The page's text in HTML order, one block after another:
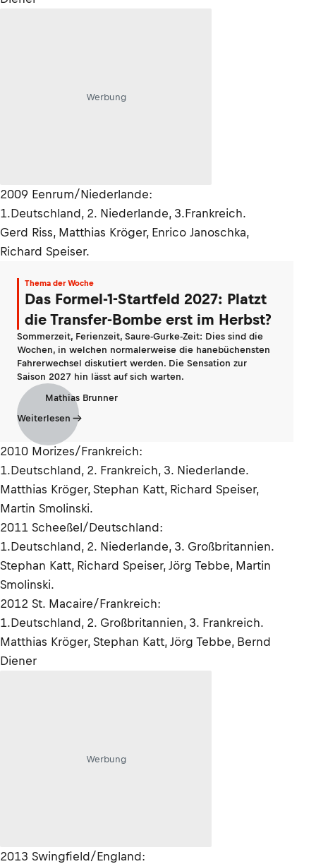
Werbung
2009 Eenrum/Niederlande:
1.Deutschland, 2. Niederlande, 3.Frankreich.
Gerd Riss, Matthias Kröger, Enrico Janoschka,
Richard Speiser.
Thema der Woche
Das Formel-1-Startfeld 2027: Platzt
die Transfer-Bombe erst im Herbst?
Sommerzeit, Ferienzeit, Saure-Gurke-Zeit: Dies sind die
Wochen, in welchen normalerweise die hanebüchensten
Fahrerwechsel diskutiert werden. Die Sensation zur
Saison 2027 hin lässt auf sich warten.
Mathias Brunner
Weiterlesen
2010 Morizes/Frankreich:
1.Deutschland, 2. Frankreich, 3. Niederlande.
Matthias Kröger, Stephan Katt, Richard Speiser,
Martin Smolinski.
2011 Scheeßel/Deutschland:
1.Deutschland, 2. Niederlande, 3. Großbritannien.
Stephan Katt, Richard Speiser, Jörg Tebbe, Martin
Smolinski.
2012 St. Macaire/Frankreich:
1.Deutschland, 2. Großbritannien, 3. Frankreich.
Matthias Kröger, Stephan Katt, Jörg Tebbe, Bernd
Diener
Werbung
2013 Swingfield/England: